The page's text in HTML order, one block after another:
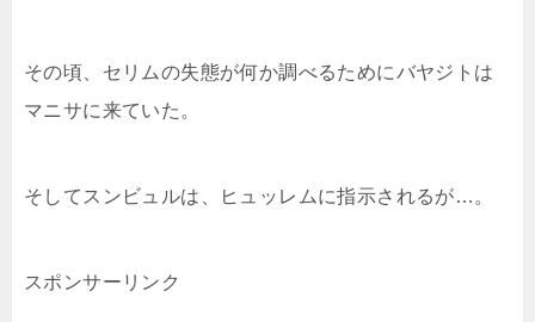
その頃、セリムの失態が何か調べるためにバヤジトは
マニサに来ていた。
そしてスンビュルは、ヒュッレムに指示されるが…。
スポンサーリンク